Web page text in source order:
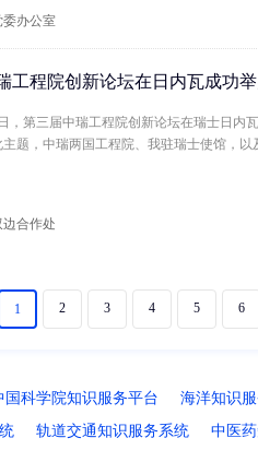
委办公室
工程院创新论坛在日内瓦成功
，第三届中瑞工程院创新论坛在瑞士日
题，中瑞两国工程院、我驻瑞士使馆，
边合作处
1 2 3 4 5 6
国科学院知识服务平台 海洋知识
轨道交通知识服务系统 中医